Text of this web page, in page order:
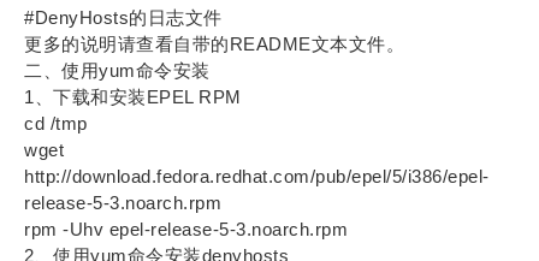
#DenyHosts的日志文件
更多的说明请查看自带的README文本文件。
二、使用yum命令安装
1、下载和安装EPEL RPM
cd /tmp
wget
http://download.fedora.redhat.com/pub/epel/5/i386/epel-
release-5-3.noarch.rpm
rpm -Uhv epel-release-5-3.noarch.rpm
2、使用yum命令安装denyhosts